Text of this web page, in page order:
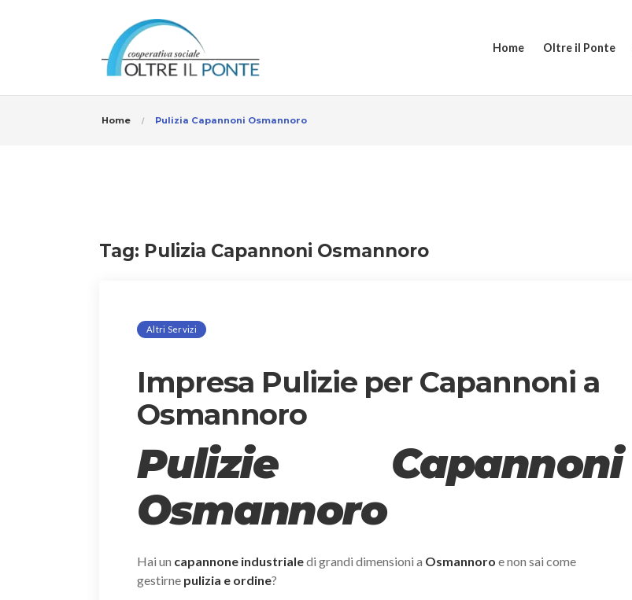
Home Oltre il Ponte
Home Pulizia Capannoni Osmannoro
Tag: Pulizia Capannoni Osmannoro
Altri Servizi
Impresa Pulizie per Capannoni a
Osmannoro
Pulizie Capannoni
Osmannoro
Hai un capannone industrialedi grandi dimensioni a Osmannoro e non sai come
gestirne pulizia e ordine?